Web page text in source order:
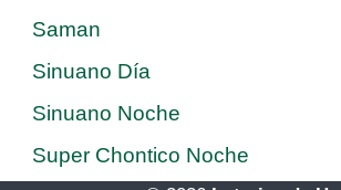
Saman
Sinuano Día
Sinuano Noche
Super Chontico Noche